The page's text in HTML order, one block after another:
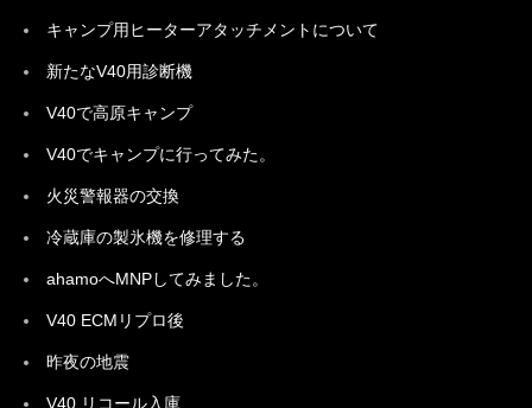
キャンプ用ヒーターアタッチメントについて
新たなV40用診断機
V40で高原キャンプ
V40でキャンプに行ってみた。
火災警報器の交換
冷蔵庫の製氷機を修理する
ahamoへMNPしてみました。
V40 ECMリプロ後
昨夜の地震
V40 リコール入庫